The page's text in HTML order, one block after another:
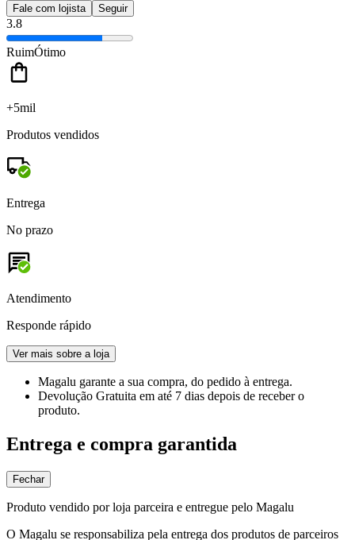
Fale com lojista Seguir
3.8
RuimÓtimo
+5mil
Produtos vendidos
Entrega
No prazo
Atendimento
Responde rápido
Ver mais sobre a loja
Magalu garante a sua compra, do pedido à entrega.
Devolução Gratuita em até 7 dias depois de receber o
produto.
Entrega e compra garantida
Fechar
Produto vendido por loja parceira e entregue pelo Magalu
O Magalu se responsabiliza pela entrega dos produtos de parceiros